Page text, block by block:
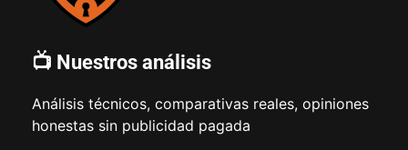
📺 Nuestros análisis
Análisis técnicos, comparativas reales, opiniones
honestas sin publicidad pagada